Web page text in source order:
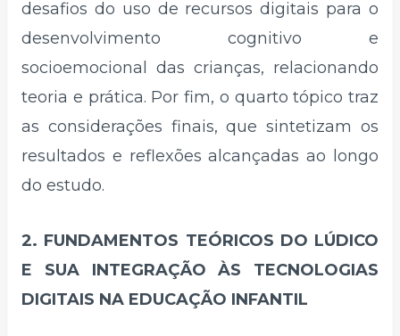
desafios do uso de recursos digitais para o
desenvolvimento cognitivo e
socioemocional das crianças, relacionando
teoria e prática. Por fim, o quarto tópico traz
as considerações finais, que sintetizam os
resultados e reflexões alcançadas ao longo
do estudo.
2. FUNDAMENTOS TEÓRICOS DO LÚDICO
E SUA INTEGRAÇÃO ÀS TECNOLOGIAS
DIGITAIS NA EDUCAÇÃO INFANTIL